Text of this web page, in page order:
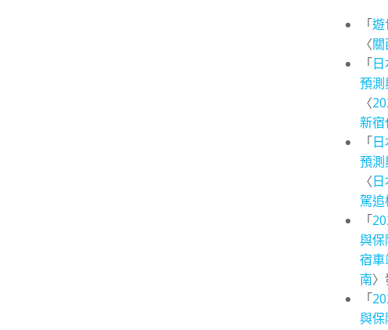
「遊
〈
「
預
〈
新宿
「
預
〈
駕
「
與保
宿
南
「
與保